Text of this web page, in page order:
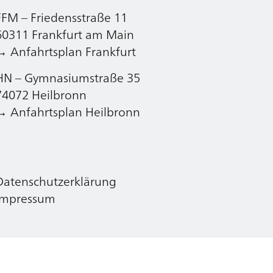
– Friedensstraße 11
Frankfurt am Main
Anfahrtsplan Frankfurt
– Gymnasiumstraße 35
Heilbronn
Anfahrtsplan Heilbronn